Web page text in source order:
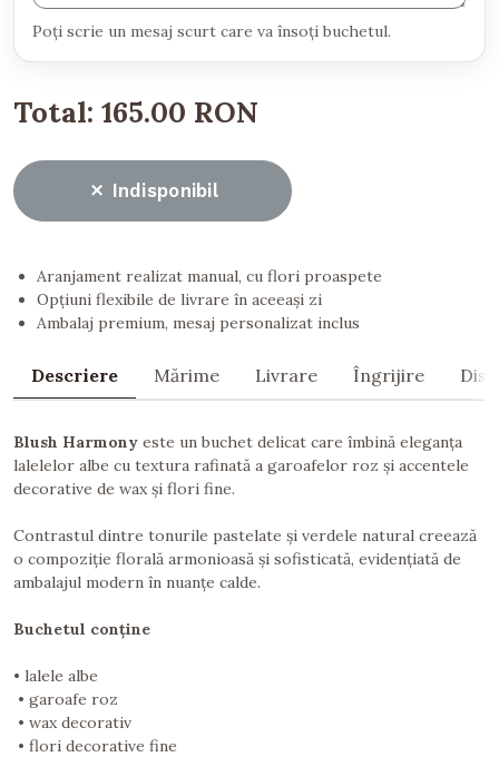
Poți scrie un mesaj scurt care va însoți buchetul.
Total: 165.00 RON
Indisponibil
Aranjament realizat manual, cu flori proaspete
Opțiuni flexibile de livrare în aceeași zi
Ambalaj premium, mesaj personalizat inclus
Descriere Mărime Livrare Îngrijire
Blush Harmony este un buchet delicat care îmbină eleganța
lalelelor albe cu textura rafinată a garoafelor roz și accentele
decorative de wax și flori fine.
Contrastul dintre tonurile pastelate și verdele natural creează
o compoziție florală armonioasă și sofisticată, evidențiată de
ambalajul modern în nuanțe calde.
Buchetul conține
• lalele albe
• garoafe roz
• wax decorativ
• flori decorative fine